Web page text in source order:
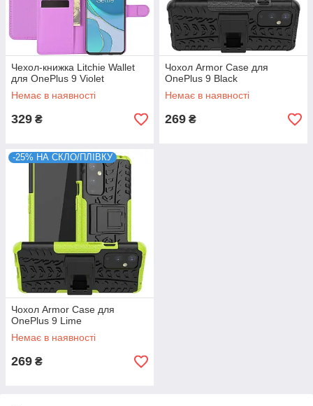
Чехол-книжка Litchie Wallet
для OnePlus 9 Violet
Немає в наявності
329 ₴
Чохол Armor Case для
OnePlus 9 Black
Немає в наявності
269 ₴
-25% НА СКЛО/ПЛІВКУ
Чохол Armor Case для
OnePlus 9 Lime
Немає в наявності
269 ₴